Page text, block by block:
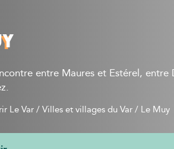
entre Maures et Estérel,
Le Var/Villes et villages du Var/ Le Muy